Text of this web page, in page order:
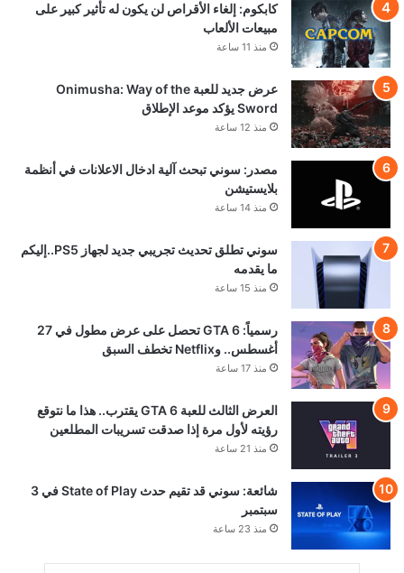
كابكوم: إلغاء الأقراص لن يكون له تأثير كبير على
مبيعات الألعاب
منذ 11 ساعة
عرض جديد للعبة Onimusha: Way of the
Sword يؤكد موعد الإطلاق
منذ 12 ساعة
مصدر: سوني تبحث آلية ادخال الاعلانات في أنظمة
بلايستيشن
منذ 14 ساعة
سوني تطلق تحديث تجريبي جديد لجهاز PS5..إليكم
ما يقدمه
منذ 15 ساعة
رسمياً: GTA 6 تحصل على عرض مطول في 27
أغسطس.. وNetflix تخطف السبق
منذ 17 ساعة
العرض الثالث للعبة GTA 6 يقترب.. هذا ما نتوقع
رؤيته لأول مرة إذا صدقت تسريبات المطلعين
منذ 21 ساعة
شائعة: سوني قد تقيم حدث State of Play في 3
سبتمبر
منذ 23 ساعة